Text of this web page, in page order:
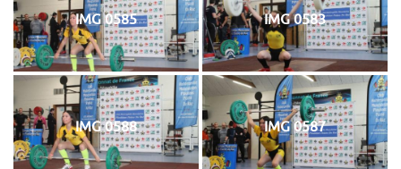
IMG 0585 IMG 0583
IMG 0588 IMG 0587